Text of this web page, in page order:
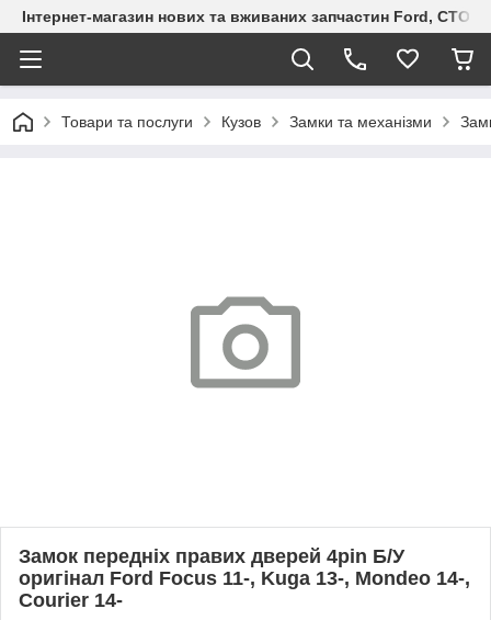
Інтернет-магазин нових та вживаних запчастин Ford, СТО
Товари та послуги Кузов Замки та механізми
Замок передніх правих дверей 4pin Б/У
оригінал Ford Focus 11-, Kuga 13-, Mondeo 14-,
Courier 14-